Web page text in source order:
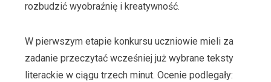
rozbudzić wyobraźnię i kreatywność.
W pierwszym etapie konkursu uczniowie mieli za
zadanie przeczytać wcześniej już wybrane teksty
literackie w ciągu trzech minut. Ocenie podlegały: